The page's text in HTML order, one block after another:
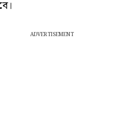
ADVERTISEMENT